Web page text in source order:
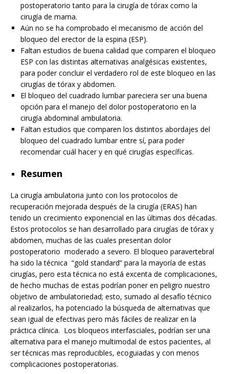
postoperatorio tanto para la cirugía de tórax como la
cirugía de mama.
Aún no se ha comprobado el mecanismo de acción del
bloqueo del erector de la espina (ESP).
Faltan estudios de buena calidad que comparen el bloqueo
ESP con las distintas alternativas analgésicas existentes,
para poder concluir el verdadero rol de este bloqueo en las
cirugías de tórax y abdomen.
El bloqueo del cuadrado lumbar pareciera ser una buena
opción para el manejo del dolor postoperatorio en la
cirugía abdominal ambulatoria.
Faltan estudios que comparen los distintos abordajes del
bloqueo del cuadrado lumbar entre sí, para poder
recomendar cuál hacer y en qué cirugías específicas.
Resumen
La cirugía ambulatoria junto con los protocolos de
recuperación mejorada después de la cirugía (ERAS) han
tenido un crecimiento exponencial en las últimas dos décadas.
Estos protocolos se han desarrollado para cirugías de tórax y
abdomen, muchas de las cuales presentan dolor
postoperatorio moderado a severo. El bloqueo paravertebral
ha sido la técnica “gold standard” para la mayoría de estas
cirugías, pero esta técnica no está excenta de complicaciones,
de hecho muchas de estas podrían poner en peligro nuestro
objetivo de ambulatoriedad; esto, sumado al desafío técnico
al realizarlos, ha potenciado la búsqueda de alternativas que
sean igual de efectivas pero más fáciles de realizar en la
práctica clínica. Los bloqueos interfasciales, podrían ser una
alternativa para el manejo multimodal de estos pacientes, al
ser técnicas mas reproducibles, ecoguiadas y con menos
complicaciones postoperatorias.